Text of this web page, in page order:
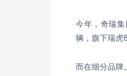
今年，奇瑞
辆，旗下瑞虎
而在细分品牌